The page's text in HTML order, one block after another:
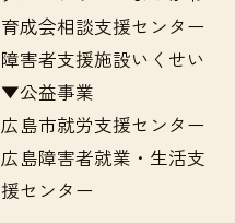
育成会相談支援センター
障害者支援施設いくせい
▼公益事業
広島市就労支援センター
広島障害者就業・生活支
援センター